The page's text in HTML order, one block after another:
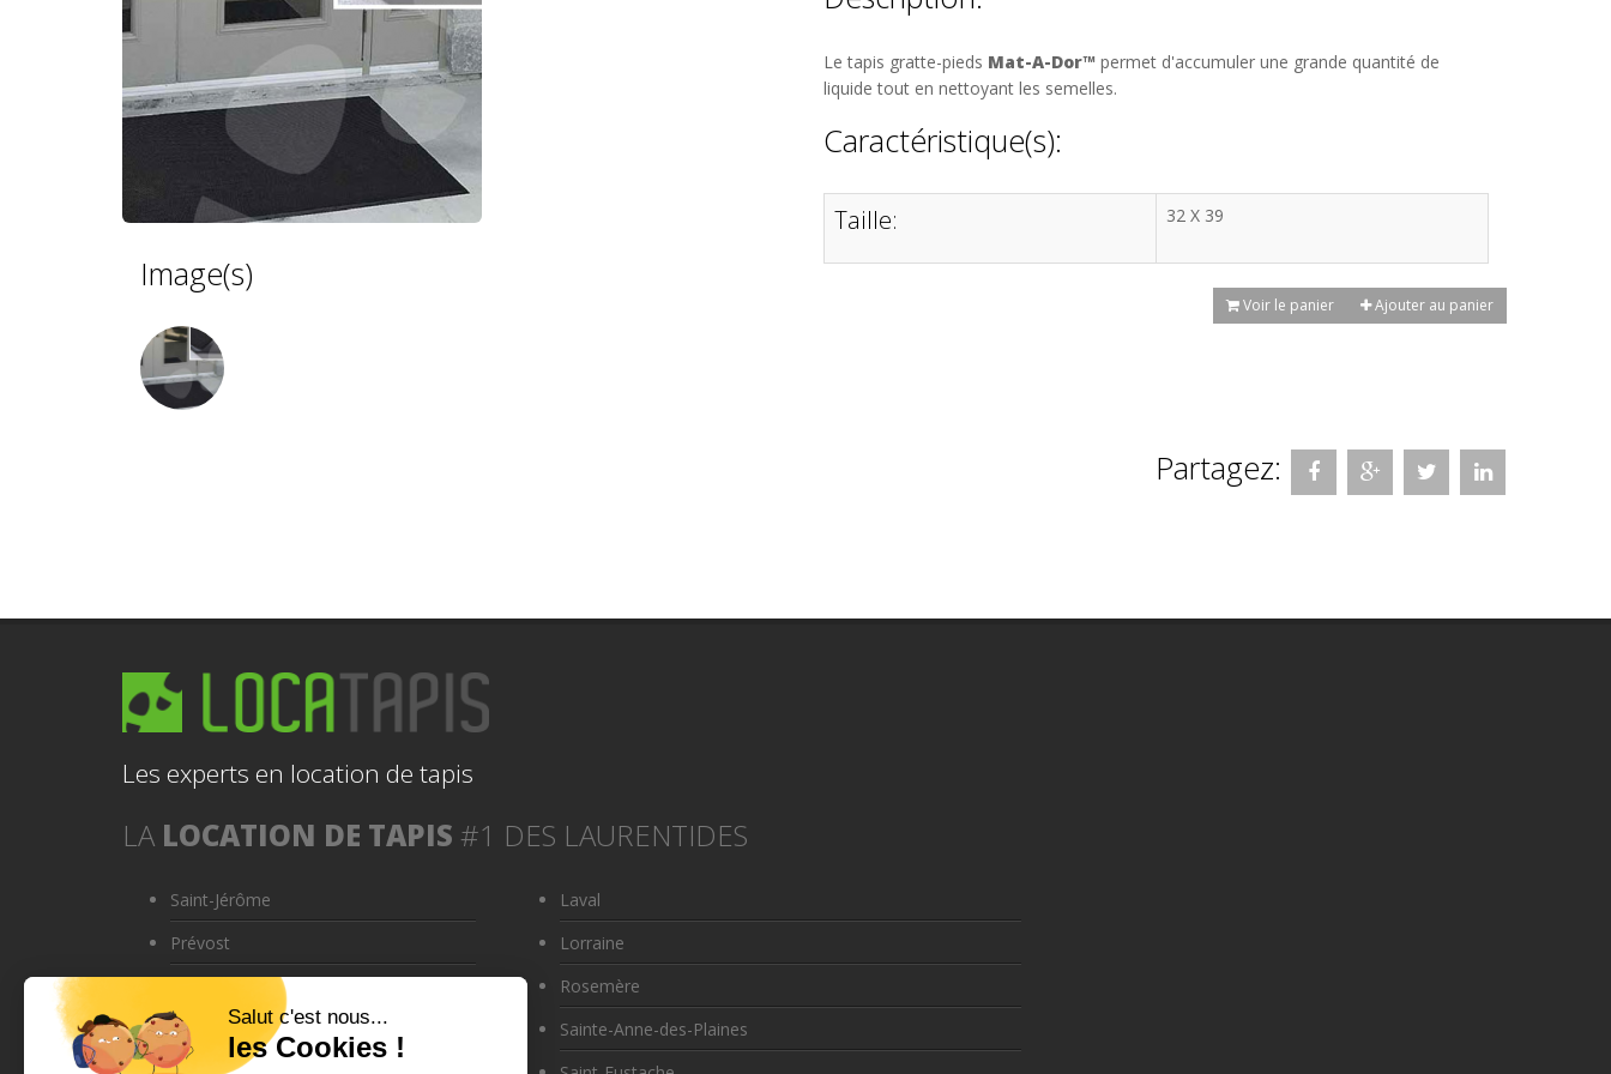
Image(s)
Le tapis gratte-pieds Mat-A-Dor™ permet d'accumuler une grande quantité de
liquide tout en nettoyant les semelles.
Caractéristique(s):
Taille: 32 X 39
Ajouter au panier
Voir le panier
Partagez:
Les experts en location de tapis
LA LOCATION DE TAPIS #1 DES LAURENTIDES
Saint-Jérôme
Prévost
Saint-Colomban
Sainte-Sophie
Laval
Lorraine
Rosemère
Sainte-Anne-des-Plaines